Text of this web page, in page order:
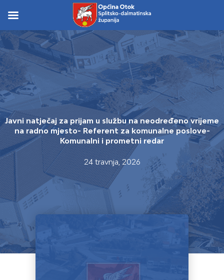
content
content
Javni natječaj za prijam u službu na neodređeno vrijeme
na radno mjesto- Referent za komunalne poslove-
Komunalni i prometni redar
24 travnja, 2026